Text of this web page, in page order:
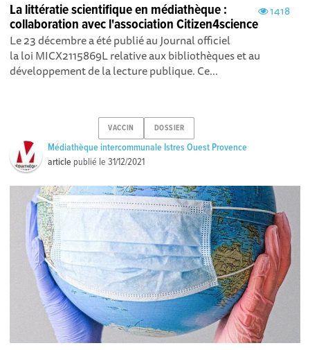
1418
La littératie scientifique en médiathèque :
collaboration avec l'association Citizen4science
Le 23 décembre a été publié au Journal officiel
la loi MICX2115869L relative aux bibliothèques et au
développement de la lecture publique. Ce...
VACCIN DOSSIER
Médiathèque intercommunale Istres Ouest Provence
article publié le31/12/2021